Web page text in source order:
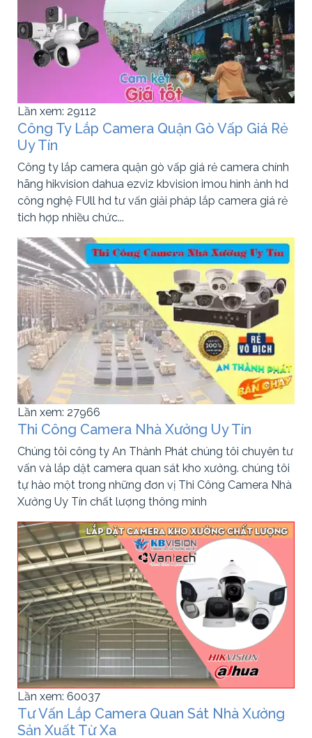
Lần xem: 29112
Công Ty Lắp Camera Quận Gò Vấp Giá Rẻ
Uy Tín
Công ty lắp camera quận gò vấp giá rẻ camera chính
hãng hikvision dahua ezviz kbvision imou hình ảnh hd
công nghệ FUll hd tư vấn giải pháp lắp camera giá rẻ
tich hợp nhiều chức...
Lần xem: 27966
Thi Công Camera Nhà Xưởng Uy Tín
Chúng tôi công ty An Thành Phát chúng tôi chuyên tư
vấn và lắp dặt camera quan sát kho xưởng. chúng tôi
tự hào một trong những đơn vị Thi Công Camera Nhà
Xưởng Uy Tín chất lượng thông minh
Lần xem: 60037
Tư Vấn Lắp Camera Quan Sát Nhà Xưởng
Sản Xuất Từ Xa